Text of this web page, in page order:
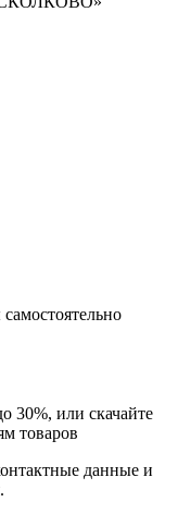
30%, или скачайте
товаров
данные и